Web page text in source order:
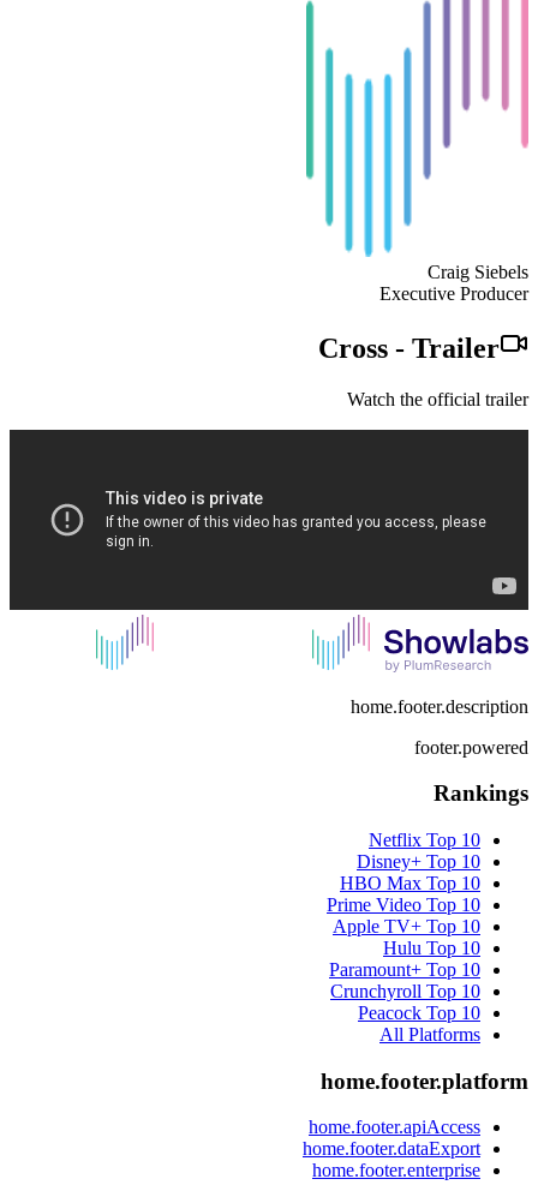
Craig Siebels
Executive Producer
Cross - Trailer
Watch the official trailer
home.footer.description
footer.powered
Rankings
Netflix Top 10
Disney+ Top 10
HBO Max Top 10
Prime Video Top 10
Apple TV+ Top 10
Hulu Top 10
Paramount+ Top 10
Crunchyroll Top 10
Peacock Top 10
All Platforms
home.footer.platform
home.footer.apiAccess
home.footer.dataExport
home.footer.enterprise